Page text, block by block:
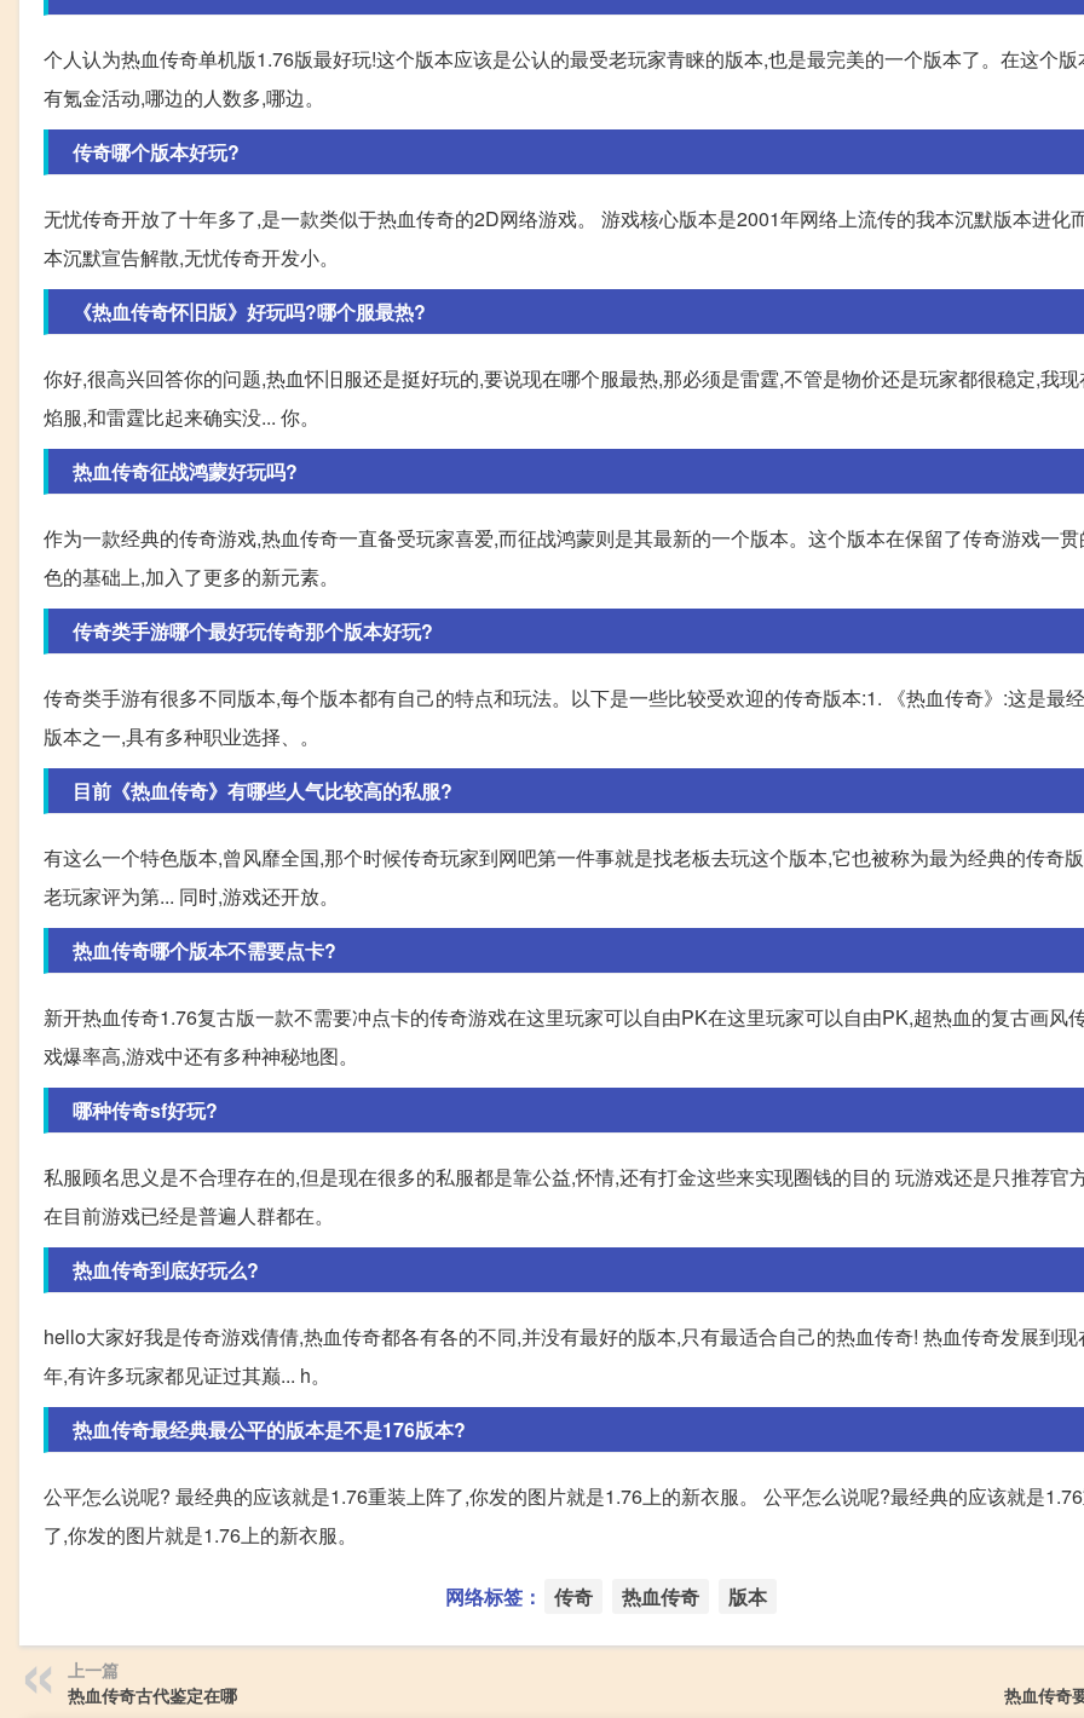
个人认为热血传奇单机版1.76版最好玩!这个版本应该是公认的最受老玩家青睐的版本,也是最完美的一个版本了。在这个
有氪金活动,哪边的人数多,哪边。
传奇哪个版本好玩?
无忧传奇开放了十年多了,是一款类似于热血传奇的2D网络游戏。 游戏核心版本是2001年网络上流传的我本沉默版本进化
本沉默宣告解散,无忧传奇开发小。
《热血传奇怀旧版》好玩吗?哪个服最热?
你好,很高兴回答你的问题,热血怀旧服还是挺好玩的,要说现在哪个服最热,那必须是雷霆,不管是物价还是玩家都很稳定,我
焰服,和雷霆比起来确实没... 你。
热血传奇征战鸿蒙好玩吗?
作为一款经典的传奇游戏,热血传奇一直备受玩家喜爱,而征战鸿蒙则是其最新的一个版本。这个版本在保留了传奇游戏一
色的基础上,加入了更多的新元素。
传奇类手游哪个最好玩传奇那个版本好玩?
传奇类手游有很多不同版本,每个版本都有自己的特点和玩法。以下是一些比较受欢迎的传奇版本:1. 《热血传奇》:这是最
版本之一,具有多种职业选择、。
目前《热血传奇》有哪些人气比较高的私服?
有这么一个特色版本,曾风靡全国,那个时候传奇玩家到网吧第一件事就是找老板去玩这个版本,它也被称为最为经典的传奇
老玩家评为第... 同时,游戏还开放。
热血传奇哪个版本不需要点卡?
新开热血传奇1.76复古版一款不需要冲点卡的传奇游戏在这里玩家可以自由PK在这里玩家可以自由PK,超热血的复古画风
戏爆率高,游戏中还有多种神秘地图。
哪种传奇sf好玩?
私服顾名思义是不合理存在的,但是现在很多的私服都是靠公益,怀情,还有打金这些来实现圈钱的目的 玩游戏还是只推荐官
在目前游戏已经是普遍人群都在。
热血传奇到底好玩么?
hello大家好我是传奇游戏倩倩,热血传奇都各有各的不同,并没有最好的版本,只有最适合自己的热血传奇! 热血传奇发展到
年,有许多玩家都见证过其巅... h。
热血传奇最经典最公平的版本是不是176版本?
公平怎么说呢? 最经典的应该就是1.76重装上阵了,你发的图片就是1.76上的新衣服。 公平怎么说呢?最经典的应该就是
了,你发的图片就是1.76上的新衣服。
网络标签： 传奇 热血传奇 版本
上一篇
热血传奇古代鉴定在哪
热血传奇